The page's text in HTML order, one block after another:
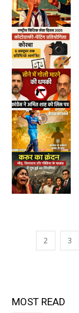
2 3
MOST READ